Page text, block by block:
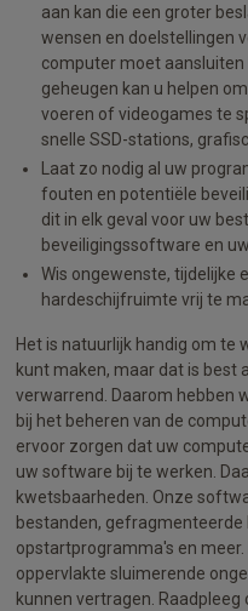
aan kan die een groter
wensen en doelstellingen
computer moet aansluiten
geheugen kan u helpen
voeren of videogames te
snelle SSD-stations,
Laat zo nodig al uw
fouten en potentiële
dit in elk geval voor uw
beveiligingssoftware en
Wis ongewenste, tijdelijke
hardeschijfruimte vrij te
Het is natuurlijk handig om te
kunt maken, maar dat is best
verwarrend. Daarom hebben
bij het beheren van de
ervoor zorgen dat uw
uw software bij te werken.
kwetsbaarheden. Onze
bestanden, gefragmenteerde
opstartprogramma's en
oppervlakte sluimerende
kunnen vertragen. Raadpleeg